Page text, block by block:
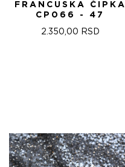
FRANCUSKA ČIPKA
CP066 - 47
2.350,00 RSD